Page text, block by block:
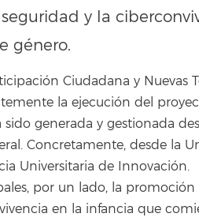
y la
género.
Ciudadana y Nuevas
la ejecución del
generada y gestionada
Concretamente, desde la
Universitaria de Innovación.
por un lado, la promoción
en la infancia que